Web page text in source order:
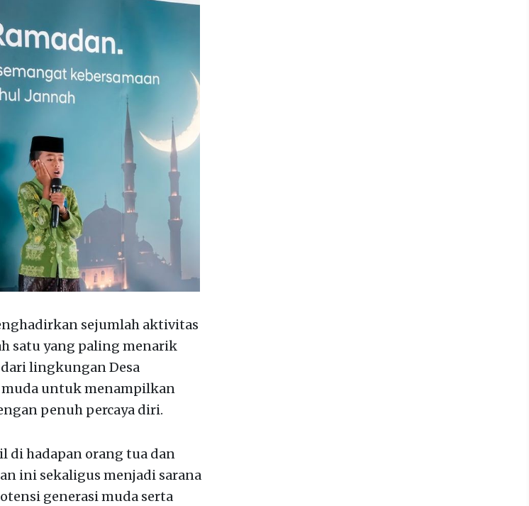
sejumlah aktivitas
satu yang paling menarik
lingkungan Desa
untuk menampilkan
penuh percaya diri.
di hadapan orang tua dan
ini sekaligus menjadi sarana
generasi muda serta